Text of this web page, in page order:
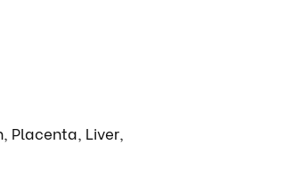
Placenta, Liver,